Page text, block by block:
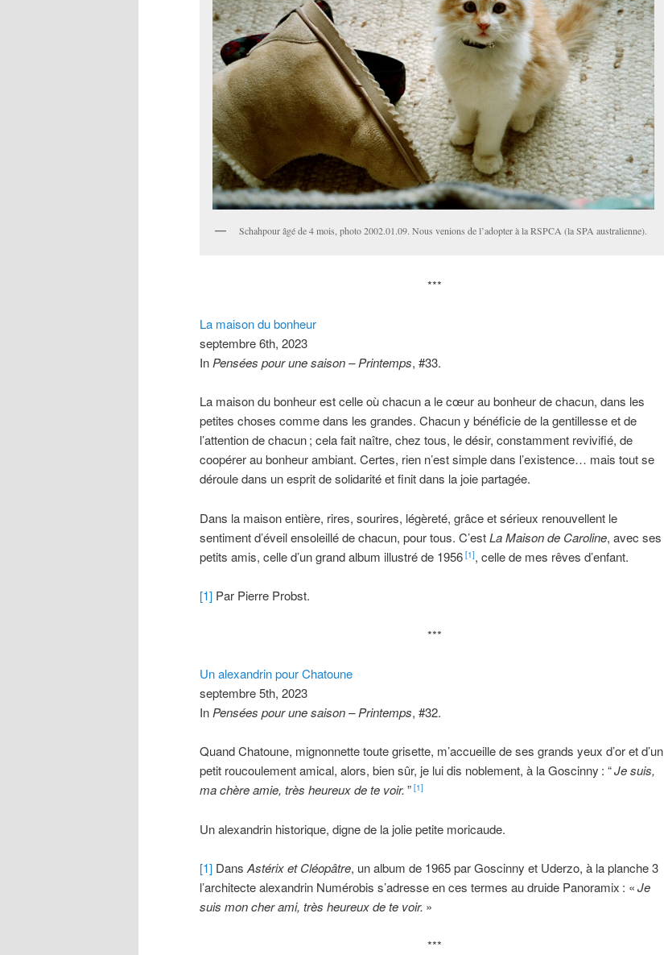
Schahpour âgé de 4 mois, photo 2002.01.09. Nous venions de l’adopter à la RSPCA (la SPA australienne).
***
La maison du bonheur
septembre 6th, 2023
In Pensées pour une saison – Printemps, #33.
La maison du bonheur est celle où chacun a le cœur au bonheur de chacun, dans les
petites choses comme dans les grandes. Chacun y bénéficie de la gentillesse et de
l’attention de chacun; cela fait naître, chez tous, le désir, constamment revivifié, de
coopérer au bonheur ambiant. Certes, rien n’est simple dans l’existence… mais tout se
déroule dans un esprit de solidarité et finit dans la joie partagée.
Dans la maison entière, rires, sourires, légèreté, grâce et sérieux renouvellent le
sentiment d’éveil ensoleillé de chacun, pour tous. C’estLa Maison de Caroline, avec ses
petits amis, celle d’un grand album illustré de 1956 [1], celle de mes rêves d’enfant.
[1] Par Pierre Probst.
***
Un alexandrin pour Chatoune
septembre 5th, 2023
In Pensées pour une saison – Printemps, #32.
Quand Chatoune, mignonnette toute grisette, m’accueille de ses grands yeux d’or et d’un
petit roucoulement amical, alors, bien sûr, je lui dis noblement, à la Goscinny : “Je suis,
ma chère amie, très heureux de te voir.” [1]
Un alexandrin historique, digne de la jolie petite moricaude.
[1] Dans Astérix et Cléopâtre, un album de 1965 par Goscinny et Uderzo, à la planche 3
l’architecte alexandrin Numérobis s’adresse en ces termes au druide Panoramix : «Je
suis mon cher ami, très heureux de te voir. »
***